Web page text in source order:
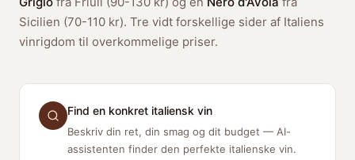
Sicilien (70-110 kr). Tre vidt forskellige sider af Italiens
vinrigdom til overkommelige priser.
Find en konkret italiensk vin
Beskriv din ret, din smag og dit budget — AI-
assistenten finder den perfekte italienske vin.